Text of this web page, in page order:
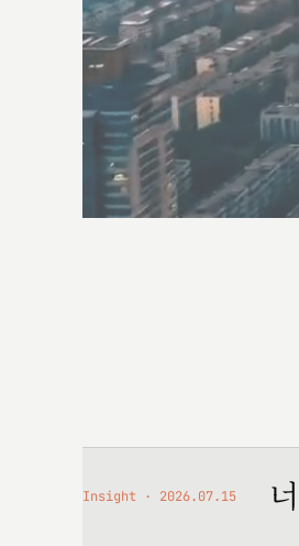
Insight 2026.07.15